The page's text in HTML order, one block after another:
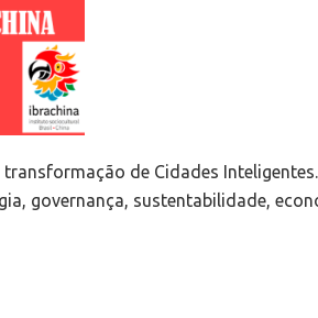
de Cidades Inteligentes.
governança, sustentabilidade,